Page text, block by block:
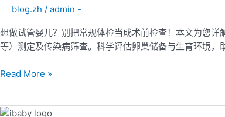
blog.zh / admin -
想做试管婴儿？别把常规体检当成术前检查！本文为您
等）测定及传染病筛查。科学评估卵巢储备与生育环境，
儿）
前
需
要
检
Read More »